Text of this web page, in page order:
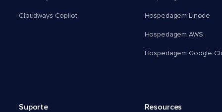
Cloudways Copilot Hospedagem Linode
Hospedagem AWS
Hospedagem Google
Suporte Resources